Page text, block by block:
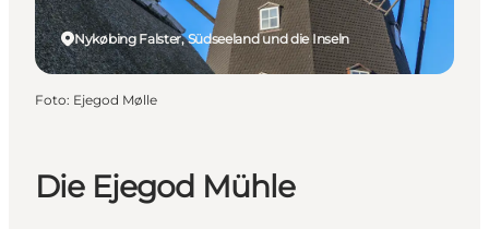
Die Ejegod Mühle
Nykøbing Falster, Südseeland und die Inseln
Foto: Ejegod Mølle